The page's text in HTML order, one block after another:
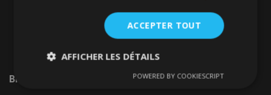
Bienvenue Sur
ACCEPTER TOUT
AFFICHER LES DÉTAILS
Performance Ciblage
POWERED BY COOKIESCRIPT